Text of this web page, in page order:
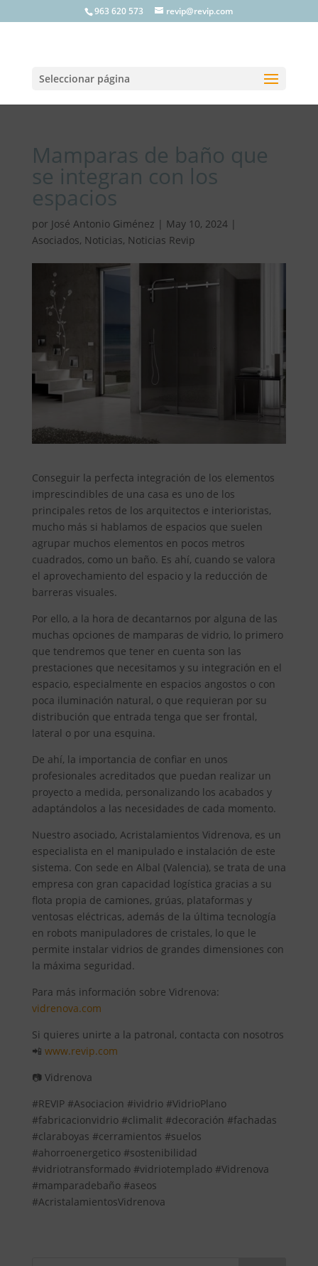
963 620 573 revip@revip.com
Seleccionar página
Mamparas de baño que
se integran con los
espacios
por José Antonio Giménez | May 10, 2024|
Asociados, Noticias, Noticias Revip
Conseguir la perfecta integración de los elementos
imprescindibles de una casa es uno de los
principales retos de los arquitectos e interioristas,
mucho más si hablamos de espacios que suelen
agrupar muchos elementos en pocos metros
cuadrados, como un baño. Es ahí, cuando se valora
el aprovechamiento del espacio y la reducción de
barreras visuales.
Por ello, a la hora de decantarnos por alguna de las
muchas opciones de mamparas de vidrio, lo primero
que tendremos que tener en cuenta son las
prestaciones que necesitamos y su integración en el
espacio, especialmente en espacios angostos o con
poca iluminación natural, o que requieran por su
distribución que entrada tenga que ser frontal,
lateral o por una esquina.
De ahí, la importancia de confiar en unos
profesionales acreditados que puedan realizar un
proyecto a medida, personalizando los acabados y
adaptándolos a las necesidades de cada momento.
Nuestro asociado, Acristalamientos Vidrenova, es un
especialista en el manipulado e instalación de este
sistema. Con sede en Albal (Valencia), se trata de una
empresa con gran capacidad logística gracias a su
flota propia de camiones, grúas, plataformas y
ventosas eléctricas, además de la última tecnología
en robots manipuladores de cristales, lo que le
permite instalar vidrios de grandes dimensiones con
la máxima seguridad.
Para más información sobre Vidrenova:
vidrenova.com
Si quieres unirte a la patronal, contacta con nosotros
📲 www.revip.com
📷 Vidrenova
#REVIP #Asociacion #ividrio #VidrioPlano
#fabricacionvidrio #climalit #decoración #fachadas
#claraboyas #cerramientos #suelos
#ahorroenergetico #sostenibilidad
#vidriotransformado #vidriotemplado #Vidrenova
#mamparadebaño #aseos
#AcristalamientosVidrenova